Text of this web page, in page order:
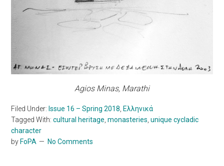
Agios Minas, Marathi
Filed Under: Issue 16 – Spring 2018 Ελληνικά
Tagged With:cultural heritage ,monasteries ,unique cycladic
character
by FoPA No Comments